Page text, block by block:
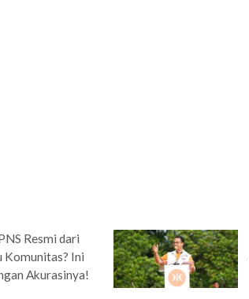
Resmi dari
Komunitas? Ini
Akurasinya!